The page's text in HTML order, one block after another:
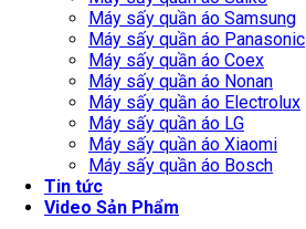
Máy sấy quần áo Samsung
Máy sấy quần áo Panasonic
Máy sấy quần áo Coex
Máy sấy quần áo Nonan
Máy sấy quần áo Electrolux
Máy sấy quần áo LG
Máy sấy quần áo Xiaomi
Máy sấy quần áo Bosch
Tin tức
Video Sản Phẩm